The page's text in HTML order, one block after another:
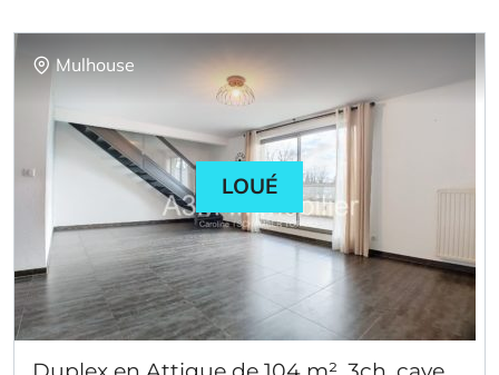
Mulhouse
LOUÉ